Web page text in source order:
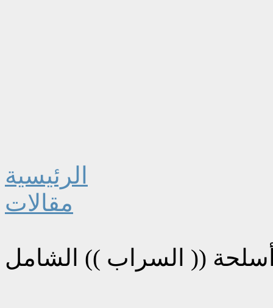
الرئيسية
مقالات
أسلحة (( السراب )) الشامل